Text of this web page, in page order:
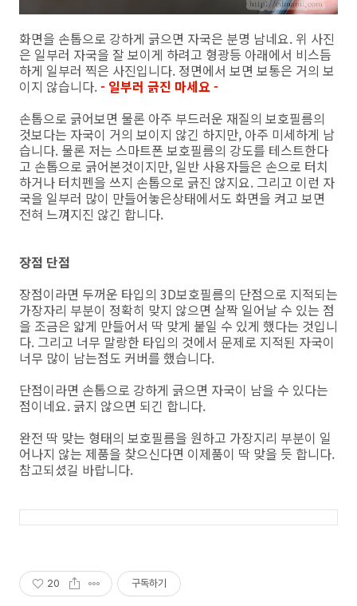
화면을 손톱으로 강하게 긁으면 자국은 분명 남네요. 위 사진
은 일부러 자국을 잘 보이게 하려고 형광등 아래에서 비스듬
하게 일부러 찍은 사진입니다. 정면에서 보면 보통은 거의 보
이지 않습니다.- 일부러 긁진 마세요 -
손톱으로 긁어보면 물론 아주 부드러운 재질의 보호필름의
것보다는 자국이 거의 보이지 않긴 하지만, 아주 미세하게 남
습니다. 물론 저는 스마트폰 보호필름의 강도를 테스트한다
고 손톱으로 긁어본것이지만, 일반 사용자들은 손으로 터치
하거나 터치펜을 쓰지 손톱으로 긁진 않지요. 그리고 이런 자
국을 일부러 많이 만들어놓은상태에서도 화면을 켜고 보면
전혀 느껴지진 않긴 합니다.
장점 단점
장점이라면 두꺼운 타입의 3D보호필름의 단점으로 지적되는
가장자리 부분이 정확히 맞지 않으면 살짝 일어날 수 있는 점
을 조금은 얇게 만들어서 딱 맞게 붙일 수 있게 했다는 것입니
다. 그리고 너무 말랑한 타입의 것에서 문제로 지적된 자국이
너무 많이 남는점도 커버를 했습니다.
단점이라면 손톱으로 강하게 긁으면 자국이 남을 수 있다는
점이네요. 긁지 않으면 되긴 합니다.
완전 딱 맞는 형태의 보호필름을 원하고 가장지리 부분이 일
어나지 않는 제품을 찾으신다면 이제품이 딱 맞을 듯 합니다.
참고되셨길 바랍니다.
20 구독하기